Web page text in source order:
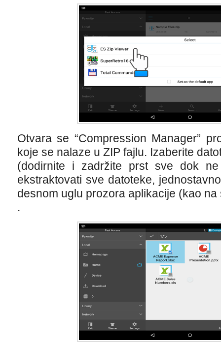
Otvara se “Compression Manager”
koje se nalaze u ZIP fajlu. Izaberite
(dodirnite i zadržite prst sve dok
ekstraktovati sve datoteke,
desnom uglu prozora aplikacije (kao na
.